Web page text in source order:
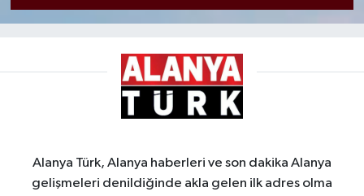
Alanya Türk, Alanya haberleri ve son dakika Alanya
gelişmeleri denildiğinde akla gelen ilk adres olma